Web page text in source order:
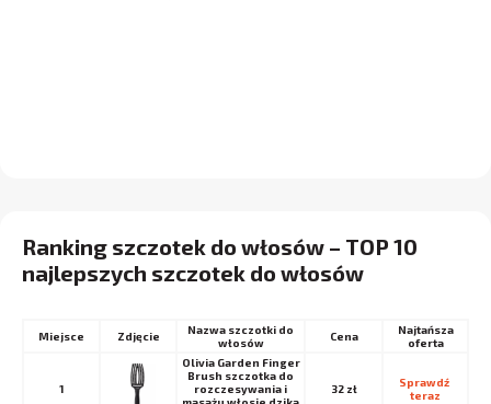
Ranking szczotek do włosów – TOP 10
najlepszych szczotek do włosów
Miejsce
Nazwa szczotki do
włosów
Cena
Najtańsza
oferta
1
Olivia Garden Finger
Brush szczotka do
rozczesywania i
32 zł
Sprawdź
teraz